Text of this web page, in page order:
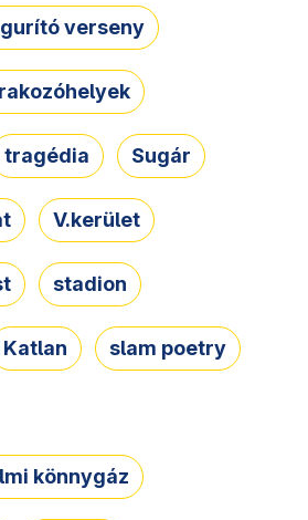
verseny
tragédia Sugár
V.kerület
stadion
Katlan slam poetry
könnygáz